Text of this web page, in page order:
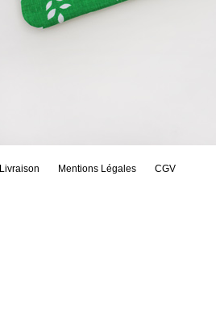
Livraison Mentions Légales CGV